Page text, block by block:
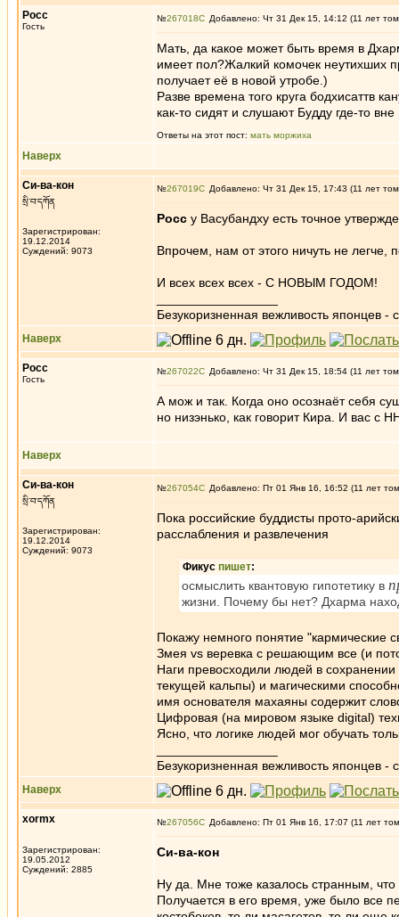
Росс
Гость
№267018 Добавлено: Чт 31 Дек 15, 14:12 (11 лет
Мать, да какое может быть время в
имеет пол?Жалкий комочек неутихших
получает её в новой утробе.)
Разве времена того круга бодхисаттв
как-то сидят и слушают Будду где-то
Ответы на этот пост: мать моржиха
Наверх
Си-ва-кон
སྲི་བ་དཀོན
Зарегистрирован:
19.12.2014
Суждений: 9073
№267019 Добавлено: Чт 31 Дек 15, 17:43 (11 лет
Росс у Васубандху есть точное
Впрочем, нам от этого ничуть не легче,
И всех всех всех - С НОВЫМ ГОДОМ!
Безукоризненная вежливость японцев -
Наверх
Росс
Гость
№267022 Добавлено: Чт 31 Дек 15, 18:54 (11 лет
А мож и так. Когда оно осознаёт себя
но низэнько, как говорит Кира. И вас с
Наверх
Си-ва-кон
སྲི་བ་དཀོན
Зарегистрирован:
19.12.2014
Суждений: 9073
№267054 Добавлено: Пт 01 Янв 16, 16:52 (11 лет
Пока российские буддисты прото-
расслабления и развлечения
Фикус пишет:
осмыслить квантовую гипотетику в
жизни. Почему бы нет? Дхарма
Покажу немного понятие "кармические
Змея vs веревка с решающим все (и
Наги превосходили людей в
текущей кальпы) и магическими
имя основателя махаяны содержит
Цифровая (на мировом языке digital)
Ясно, что логике людей мог обучать
Безукоризненная вежливость японцев -
Наверх
xormx
Зарегистрирован:
19.05.2012
Суждений: 2885
№267056 Добавлено: Пт 01 Янв 16, 17:07 (11 лет
Си-ва-кон
Ну да. Мне тоже казалось странным,
Получается в его время, уже было все